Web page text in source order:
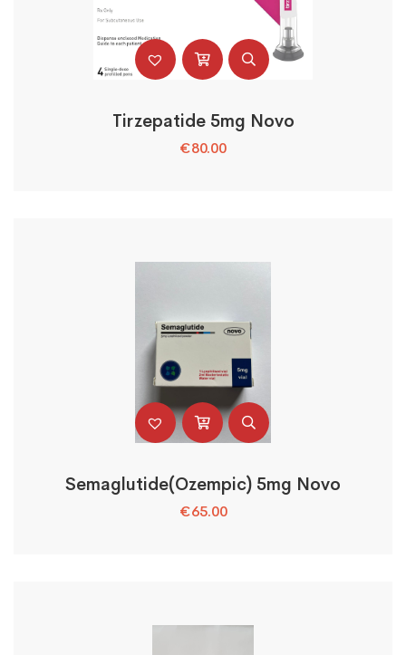
Tirzepatide 5mg Novo
€80.00
Semaglutide(Ozempic) 5mg Novo
€65.00